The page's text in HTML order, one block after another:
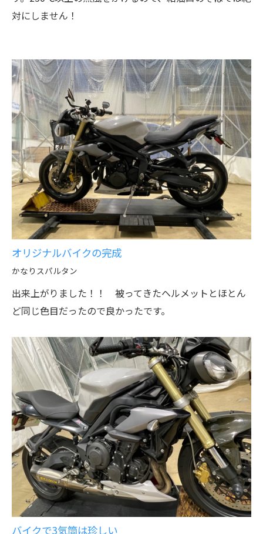
対にしません！
オリジナルバイクの完成
かなりスパルタン
出来上がりました！！ 被ってきたヘルメットとほとん
ど同じ色目だったので良かったです。
バイクで3気筒は珍しい